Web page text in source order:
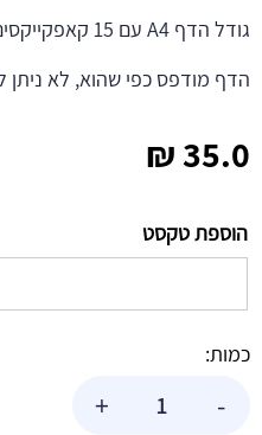
35.0
₪
הוספת טקסט
כמות:
-
+
גודל הדף A4 עם 15 קאפקייקסים
הדף מודפס כפי שהוא, לא ניתן